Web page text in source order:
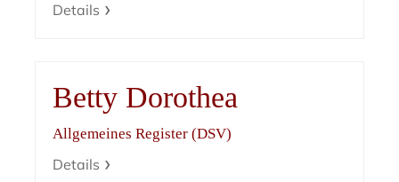
Details
Betty Dorothea
Allgemeines Register (DSV)
Details